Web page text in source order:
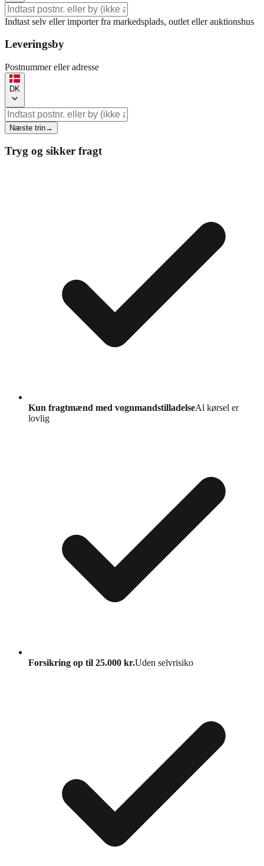
Indtast selv eller importer fra markedsplads, outlet eller auktionshus
Leveringsby
Postnummer eller adresse
DK
Næste trin→
Tryg og sikker fragt
Kun fragtmænd med vognmandstilladelseAl kørsel er
lovlig
Forsikring op til 25.000 kr.Uden selvrisiko